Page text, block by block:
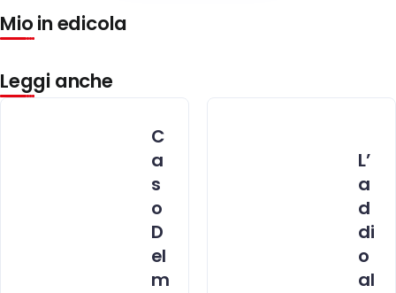
Mio in edicola
Leggi anche
C
a
s
o
D
el
m
L’
a
d
di
o
al